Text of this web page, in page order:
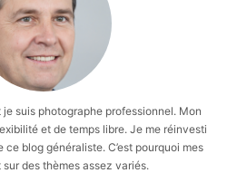
je suis photographe professionnel. Mon
et de temps libre. Je me réinvesti
blog généraliste. C’est pourquoi mes
des thèmes assez variés.